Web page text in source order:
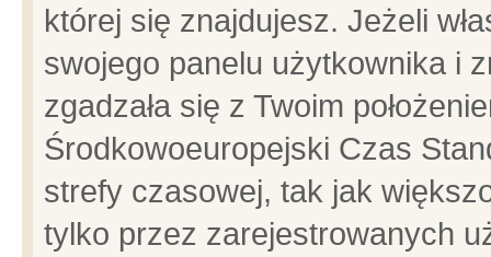
której się znajdujesz. Jeżeli
swojego panelu użytkownika i
zgadzała się z Twoim
Środkowoeuropejski Czas
strefy czasowej, tak jak
tylko przez zarejestrowanych